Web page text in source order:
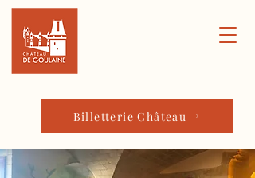
Billetterie Château